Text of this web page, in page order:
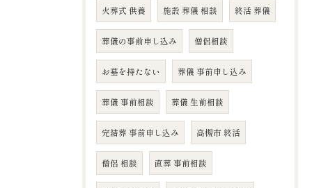
火葬式 供養 施設 葬儀 相談 終活 葬儀
葬儀の事前申し込み 僧侶相談
お墓を持たない 葬儀 事前申し込み
葬儀 事前相談 葬儀 生前相談
完結葬 事前申し込み 高槻市 終活
僧侶 相談 直葬 事前相談